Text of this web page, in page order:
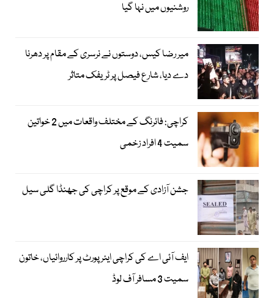
روشنیوں میں نہا گیا
میر رضا کیس، دوستوں نے نرسری کے مقام پر دھرنا
دے دیا، شارع فیصل پر ٹریفک متاثر
کراچی: فائرنگ کے مختلف واقعات میں 2 خواتین
سمیت 4 افراد زخمی
جشن آزادی کے موقع پر کراچی کی جھنڈا گلی سیل
ایف آئی اے کی کراچی ایئرپورٹ پر کارروائیاں، خاتون
سمیت 3 مسافر آف لوڈ